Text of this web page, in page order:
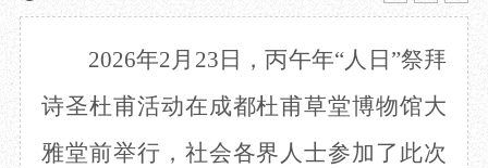
请
文创 杜甫草堂文创馆 景点 正门
2026年2月23日 ，丙午年“人日”祭拜
诗圣杜甫活动在成都杜甫草堂博物馆大
雅堂前举行，社会各界人士参加了此次